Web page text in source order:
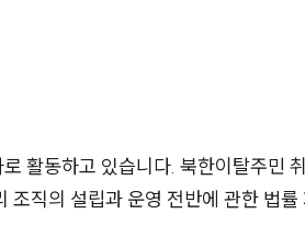
활동하고 있습니다. 북한이탈주민
직의 설립과 운영 전반에 관한 법